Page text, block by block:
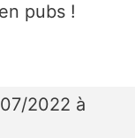
pubs !
2022 à